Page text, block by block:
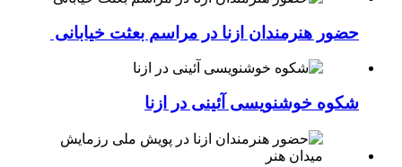
حضور هنرمندان ازنا در مراسم بعثت خیابانی
شکوه خوشنویسی آئینی در ازنا